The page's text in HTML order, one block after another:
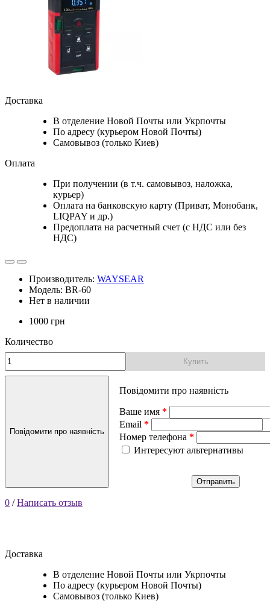
Доставка
В отделение Новой Почты или Укрпочты
По адресу (курьером Новой Почты)
Самовывоз (только Киев)
Оплата
При получении (в т.ч. самовывоз, наложка,
курьер)
Оплата на банковскую карту (Приват, Монобанк,
LIQPAY и др.)
Предоплата на расчетный счет (с НДС или без
НДС)
Производитель: WAYSEAR
Модель: BR-60
Нет в наличии
1000 грн
Количество
Купить
Повідомити про наявність
Повідомити про наявність
Ваше имя
Email
Номер телефона
Интересуют альтернативы
Отправить
0 /Написать отзыв
Доставка
В отделение Новой Почты или Укрпочты
По адресу (курьером Новой Почты)
Самовывоз (только Киев)